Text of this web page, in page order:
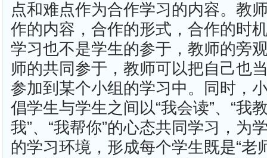
点和难点作为合作学习的内容。教
作的内容，合作的形式，合作的时
学习也不是学生的参于，教师的旁
师的共同参于，教师可以把自己也
参加到某个小组的学习中。同时，
倡学生与学生之间以“我会读”、“我
我”、“我帮你”的心态共同学习，为
的学习环境，形成每个学生既是“老